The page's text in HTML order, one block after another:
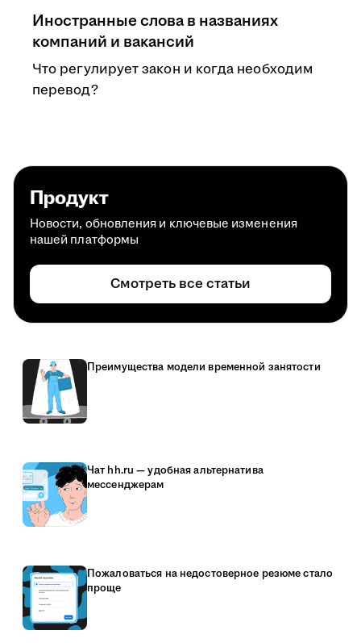
Иностранные слова в названиях
компаний и вакансий
Что регулирует закон и когда необходим
перевод?
Продукт
Новости, обновления и ключевые изменения
нашей платформы
Смотреть все статьи
Преимущества модели временной занятости
Чат hh.ru — удобная альтернатива
мессенджерам
Пожаловаться на недостоверное резюме стало
проще